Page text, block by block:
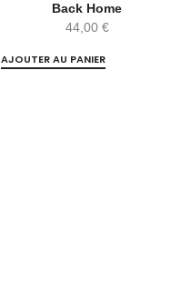
Back Home
44,00 €
AJOUTER AU PANIER